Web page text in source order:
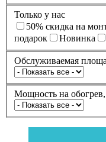
Только у нас
50% cкидка на
подарок
Новинка
Обслуживаемая
Мощность на